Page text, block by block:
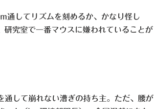
通してリズムを刻めるか、かなり怪し
究室で一番マウスに嫌われていることが
して崩れない漕ぎの持ち主。ただ、腰が